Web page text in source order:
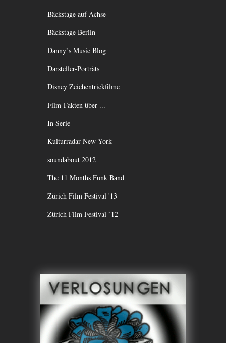
Bäckstage auf Achse
Bäckstage Berlin
Danny`s Music Blog
Darsteller-Porträts
Disney Zeichentrickfilme
Film-Fakten über ...
In Serie
Kulturradar New York
soundabout 2012
The 11 Months Funk Band
Zürich Film Festival '13
Zürich Film Festival `12